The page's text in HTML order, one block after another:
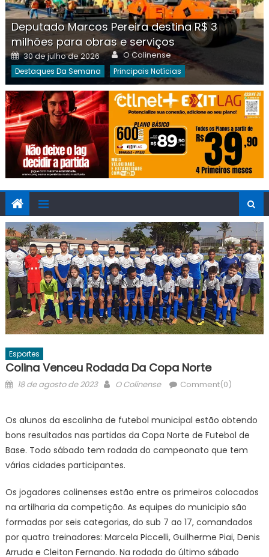
Deputado Marcos Pereira destina R$ 3
milhões para obras e serviços
Posted
on
30 de julho de 2026 Author
O Colinense
Destaques Da Semana Principais Notícias
Esportes
Colina Venceu Rodada Da Copa Norte
Posted
18 de agosto de 2023 Author
O Colinense Comment(0)
Os alunos da escolinha de futebol municipal estão obtendo
bons resultados nas partidas da Copa Norte de Futebol de
Base. Todo sábado tem rodada do campeonato que tem
várias cidades participantes.
Os jogadores colinenses estão entre os primeiros colocados
na artilharia da competição. As equipes do municipio são
formadas por seis categorias, do sub 7 ao 17, comandados
por quatro treinadores: Marcela Piccelli, Guilherme Piai, Denis
Arruda e Cleiton Fernando. Na rodada do último sábado